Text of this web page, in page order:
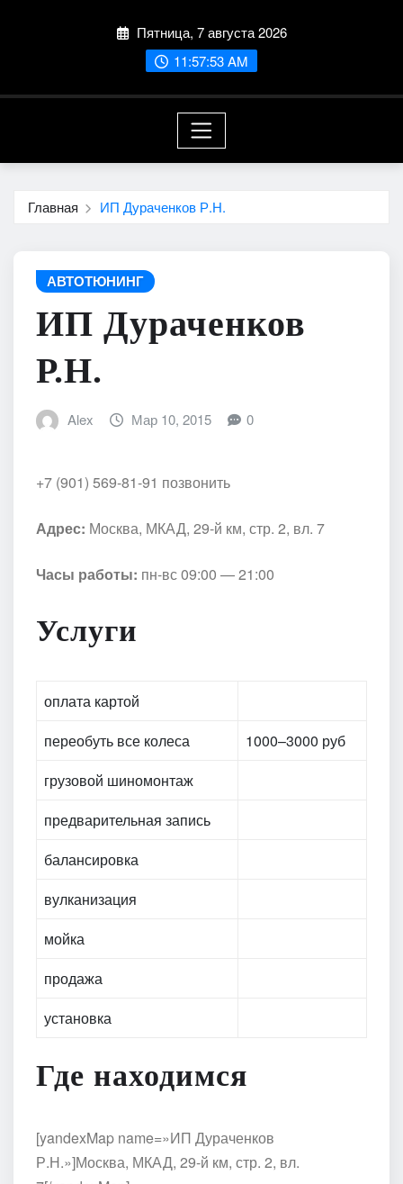
Пятница, 7 августа 2026
11:57:54 AM
Главная ИП Дураченков Р.Н.
АВТОТЮНИНГ
ИП Дураченков
Р.Н.
Alex Мар 10, 2015 0
+7 (901) 569-81-91 позвонить
Адрес: Москва, МКАД, 29-й км, стр. 2, вл. 7
Часы работы: пн-вс 09:00 — 21:00
Услуги
оплата картой
переобуть все колеса
1000–3000 руб
грузовой шиномонтаж
предварительная запись
балансировка
вулканизация
мойка
продажа
установка
Где находимся
[yandexMap name=»ИП Дураченков
Р.Н.»]Москва, МКАД, 29-й км, стр. 2, вл.